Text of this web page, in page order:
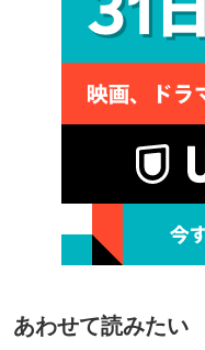
あわせて読みたい